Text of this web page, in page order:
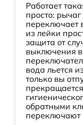
Работает
просто:
переключает
из лейки
защита от
выключения
вода льется
только вы
обратными
переключают